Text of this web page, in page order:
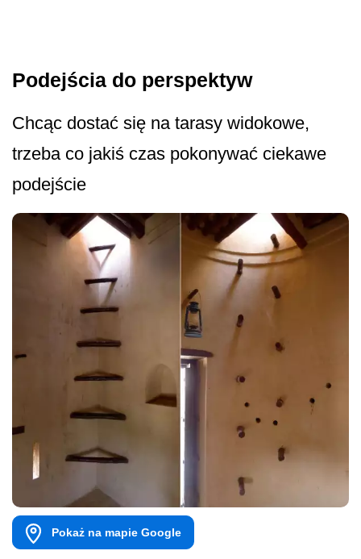
Podejścia do perspektyw
Chcąc dostać się na tarasy widokowe,
trzeba co jakiś czas pokonywać ciekawe
podejście
Pokaż na mapie Google